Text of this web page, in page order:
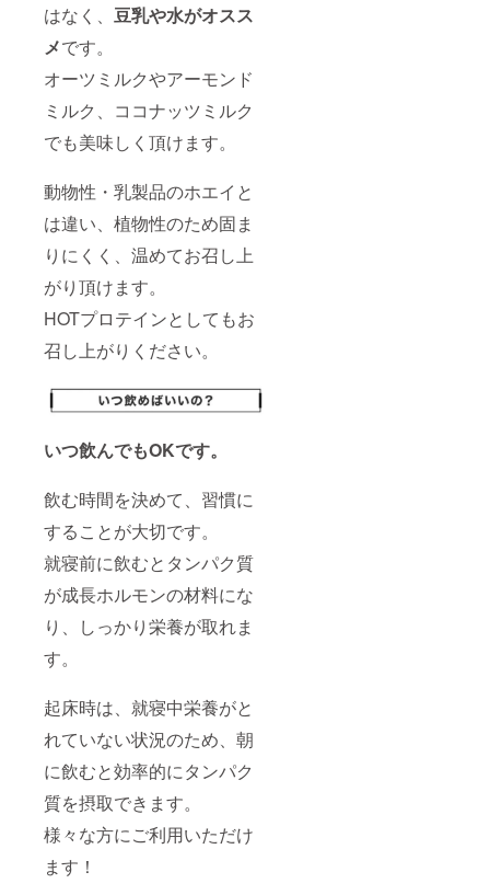
はなく、 豆乳や水がオスス
メです。
オーツミルクやアーモンド
ミルク、ココナッツミルク
でも美味しく頂けます。
動物性・乳製品のホエイと
は違い、植物性のため固ま
りにくく、温めてお召し上
がり頂けます。
HOTプロテインとしてもお
召し上がりください。
いつ飲んでもOKです。
飲む時間を決めて、習慣に
することが大切です。
就寝前に飲むとタンパク質
が成長ホルモンの材料にな
り、しっかり栄養が取れま
す。
起床時は、就寝中栄養がと
れていない状況のため、朝
に飲むと効率的にタンパク
質を摂取できます。
様々な方にご利用いただけ
ます！